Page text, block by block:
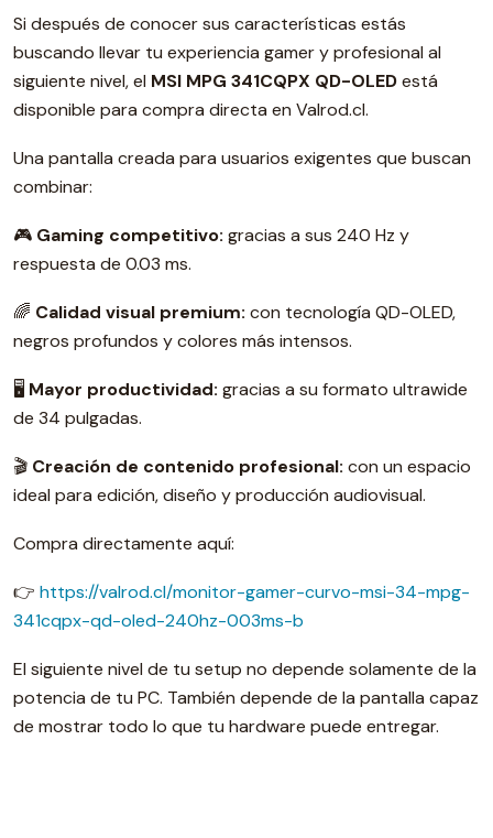
Si después de conocer sus características estás
buscando llevar tu experiencia gamer y profesional al
siguiente nivel, el MSI MPG 341CQPX QD-OLEDestá
disponible para compra directa en Valrod.cl.
Una pantalla creada para usuarios exigentes que buscan
combinar:
🎮 Gaming competitivo: gracias a sus 240 Hz y
respuesta de 0.03 ms.
🌈 Calidad visual premium: con tecnología QD-OLED,
negros profundos y colores más intensos.
🖥️ Mayor productividad: gracias a su formato ultrawide
de 34 pulgadas.
🎬 Creación de contenido profesional: con un espacio
ideal para edición, diseño y producción audiovisual.
Compra directamente aquí:
👉 https://valrod.cl/monitor-gamer-curvo-msi-34-mpg-
341cqpx-qd-oled-240hz-003ms-b
El siguiente nivel de tu setup no depende solamente de la
potencia de tu PC. También depende de la pantalla capaz
de mostrar todo lo que tu hardware puede entregar.